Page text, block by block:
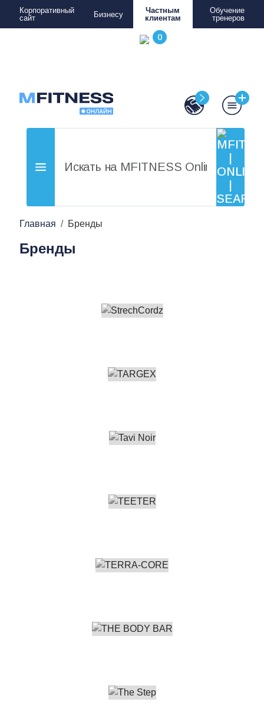
Корпоративный
сайт
Бизнесу
Частным
клиентам
Обучение
тренеров
Главная Бренды
Бренды